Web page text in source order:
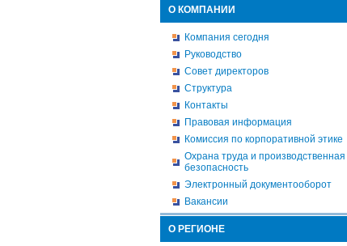
О КОМПАНИИ
Компания сегодня
Руководство
Совет директоров
Структура
Контакты
Правовая информация
Комиссия по корпоративной этике
Охрана труда и производственная
безопасность
Электронный документооборот
Вакансии
О РЕГИОНЕ